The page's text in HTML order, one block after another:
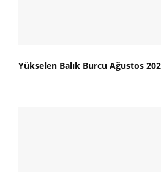
Yükselen Balık Burcu Ağustos